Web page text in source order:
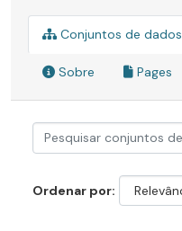
Conjuntos de dados
Sobre Pages
Ordenar por